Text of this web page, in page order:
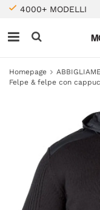
4000+ MODELLI
Homepage
Felpe & felpe con